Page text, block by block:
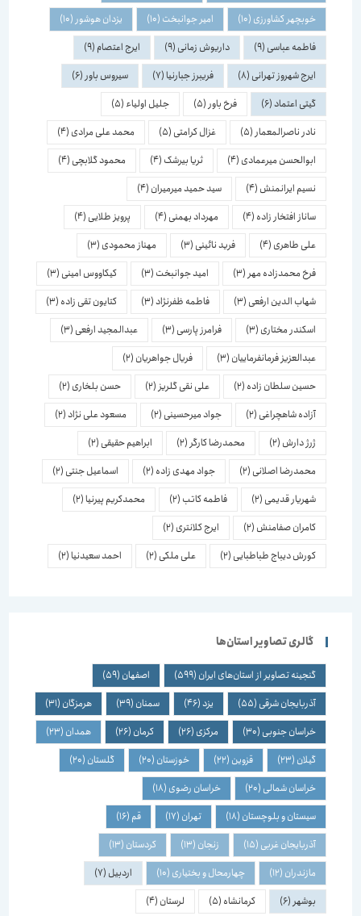
خوبچهر کشاورزی(10) امیر جوانبخت(10) یزدان هوشور(10)
فاطمه عباسی(9) داریوش زمانی(9) ایرج اعتصام(9)
ایرج شهروز تهرانی(8) فریبرز جبارنیا(7) سیروس باور (6)
گیتی اعتماد(6) فرخ باور (5) جلیل اولیاء(5)
نادر ناصرالمعمار(5) غزال کرامتی(5) محمد علی مرادی(4)
ابوالحسن میرعمادی(4) ثریا بیرشک(4) محمود گلابچی(4)
نسیم ایرانمنش(4) سید حمید میرمیران(4)
ساناز افتخار زاده(4) مهرداد بهمنی(4) پرویز طلایی(4)
علی طاهری(4) فرید نائینی(3) مهناز محمودی(3)
فرخ محمدزاده مهر (3) امید جوانبخت(3) کیکاووس امینی(3)
شهاب الدین ارفعی(3) فاطمه ظفرنژاد(3) کتایون تقی زاده(3)
اسكندر مختاری(3) فرامرز پارسی(3) عبدالمجید ارفعی(3)
عبدالعزیز فرمانفرماییان(3) فریال جواهریان(2)
حسین سلطان زاده(2) علی نقی گلریز(2) حسن بلخاری(2)
آزاده شاهچراغی(2) جواد میرحسینی(2) مسعود علی نژاد (2)
ژرژ دارش(2) محمدرضا کارگر(2) ابراهیم حقیقی(2)
محمدرضا اصلانی(2) جواد مهدی زاده(2) اسماعیل جنتی(2)
شهریار قدیمی(2) فاطمه کاتب(2) محمدکریم پیرنیا(2)
کامران صفامنش(2) ایرج کلانتری(2)
کورش دیباج طباطبایی(2) علی ملکی(2) احمد سعیدنیا(2)
گالری تصاویر استان‌ها
گنجینه تصاویر از استان‌های ایران(599) اصفهان(59)
آذربایجان شرقی(55)
(46) سمنان(39) هرمزگان(31)
خراسان جنوبی(30) مرکزی(26) کرمان(26) همدان(23)
گیلان(23) قزوین(22) خوزستان(20) گلستان(20)
خراسان شمالی(20) خراسان رضوی(18)
سیستان و بلوچستان(18) تهران(17)
(16)
آذربایجان غربی(15) زنجان(13) کردستان(13)
مازندران(12) چهارمحال و بختیاری(10) اردبیل(7)
بوشهر(6) کرمانشاه(5) لرستان(4)